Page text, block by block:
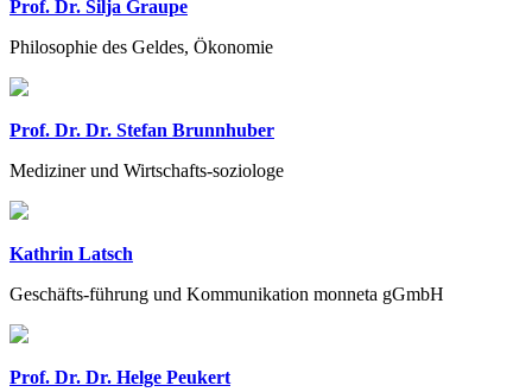
Prof. Dr. Silja Graupe
Philosophie des Geldes, Ökonomie
Prof. Dr. Dr. Stefan Brunnhuber
Mediziner und Wirtschafts-soziologe
Kathrin Latsch
Geschäfts-führung und Kommunikation monneta gGmbH
Prof. Dr. Dr. Helge Peukert